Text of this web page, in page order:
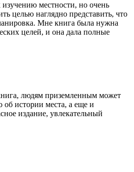
местности, но очень
целью наглядно представить, что
Мне книга была нужна
целей, и она дала полные
людям приземленным может
об истории места, а еще и
издание, увлекательный